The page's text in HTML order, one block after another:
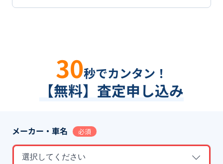
30秒でカンタン！
【無料】査定申し込み
メーカー・車名 必須
選択してください